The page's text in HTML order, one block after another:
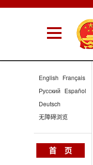
English Français
Русский Español
Deutsch
无障碍浏览
首 页